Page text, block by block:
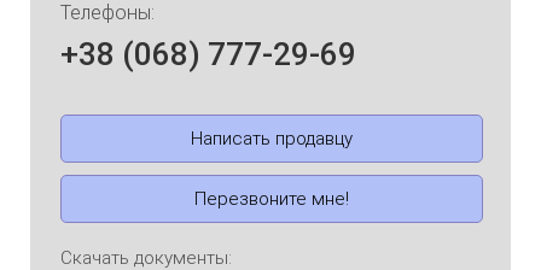
Телефоны:
+38 (068) 777-29-69
Написать продавцу
Перезвоните мне!
Скачать документы: